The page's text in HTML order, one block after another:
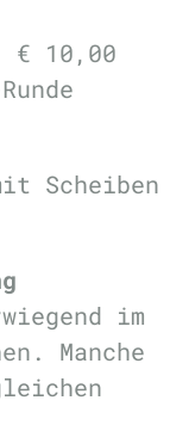
€ 10,00
Scheiben
im
Manche